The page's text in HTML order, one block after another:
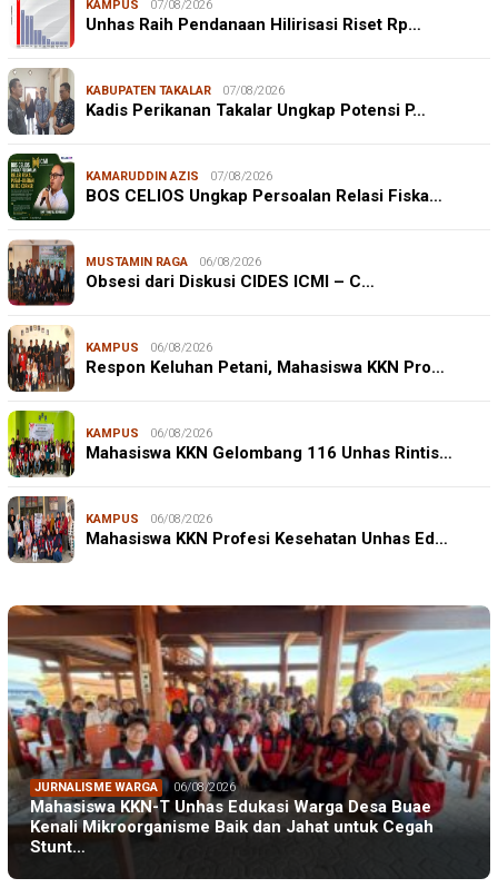
KAMPUS 07/08/2026
Unhas Raih Pendanaan Hilirisasi Riset Rp…
KABUPATEN TAKALAR 07/08/2026
Kadis Perikanan Takalar Ungkap Potensi P…
KAMARUDDIN AZIS 07/08/2026
BOS CELIOS Ungkap Persoalan Relasi Fiska…
MUSTAMIN RAGA 06/08/2026
Obsesi dari Diskusi CIDES ICMI – C…
KAMPUS 06/08/2026
Respon Keluhan Petani, Mahasiswa KKN Pro…
KAMPUS 06/08/2026
Mahasiswa KKN Gelombang 116 Unhas Rintis…
KAMPUS 06/08/2026
Mahasiswa KKN Profesi Kesehatan Unhas Ed…
JURNALISME WARGA 06/08/2026
Mahasiswa KKN-T Unhas Edukasi Warga Desa Buae
Kenali Mikroorganisme Baik dan Jahat untuk Cegah
Stunt…